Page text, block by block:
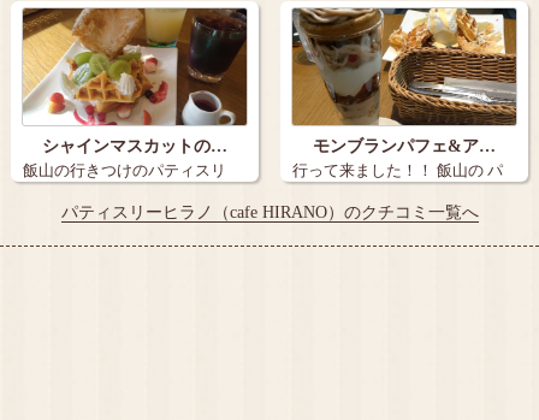
シャインマスカットの…
飯山の行きつけのパティスリ
ー・ヒラノさん…
モンブランパフェ&ア…
行って来ました！！ 飯山の パ
パティスリーヒラノ（cafe HIRANO）のクチコミ一覧へ